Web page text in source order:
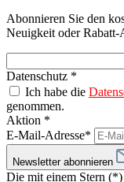
Abonnieren Sie den
Neuigkeit oder Rabatt-
Datenschutz *
Ich habe die
genommen.
Aktion *
E-Mail-Adresse*
Newsletter abonnieren
Die mit einem Stern